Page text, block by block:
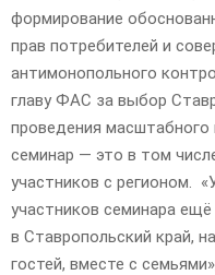
формирование
прав потребителей и
антимонопольного
главу ФАС за выбор
проведения
семинар — это в том
участников с регионом.
участников семинара ещё
в Ставропольский край,
гостей, вместе с